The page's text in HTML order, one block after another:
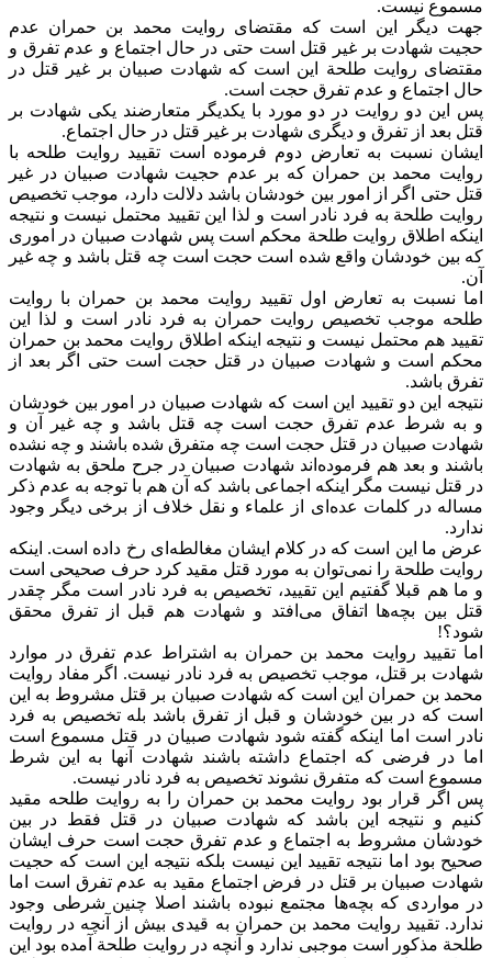
مسموع نیست.
جهت دیگر این است که مقتضای روایت محمد بن حمران عدم
حجیت شهادت بر غیر قتل است حتی در حال اجتماع و عدم تفرق و
مقتضای روایت طلحة این است که شهادت صبیان بر غیر قتل در
حال اجتماع و عدم تفرق حجت است.
پس این دو روایت در دو مورد با یکدیگر متعارضند یکی شهادت بر
قتل بعد از تفرق و دیگری شهادت بر غیر قتل در حال اجتماع.
ایشان نسبت به تعارض دوم فرموده است تقیید روایت طلحه با
روایت محمد بن حمران که بر عدم حجیت شهادت صبیان در غیر
قتل حتی اگر از امور بین خودشان باشد دلالت دارد، موجب تخصیص
روایت طلحة به فرد نادر است و لذا این تقیید محتمل نیست و نتیجه
اینکه اطلاق روایت طلحة محکم است پس شهادت صبیان در اموری
که بین خودشان واقع شده است حجت است چه قتل باشد و چه غیر
آن.
اما نسبت به تعارض اول تقیید روایت محمد بن حمران با روایت
طلحه موجب تخصیص روایت حمران به فرد نادر است و لذا این
تقیید هم محتمل نیست و نتیجه اینکه اطلاق روایت محمد بن حمران
محکم است و شهادت صبیان در قتل حجت است حتی اگر بعد از
تفرق باشد.
نتیجه این دو تقیید این است که شهادت صبیان در امور بین خودشان
و به شرط عدم تفرق حجت است چه قتل باشد و چه غیر آن و
شهادت صبیان در قتل حجت است چه متفرق شده باشند و چه نشده
باشند و بعد هم فرموده‌اند شهادت صبیان در جرح ملحق به شهادت
در قتل نیست مگر اینکه اجماعی باشد که آن هم با توجه به عدم ذکر
مساله در کلمات عده‌ای از علماء و نقل خلاف از برخی دیگر وجود
ندارد.
عرض ما این است که در کلام ایشان مغالطه‌ای رخ داده است. اینکه
روایت طلحة را نمی‌توان به مورد قتل مقید کرد حرف صحیحی است
و ما هم قبلا گفتیم این تقیید، تخصیص به فرد نادر است مگر چقدر
قتل بین بچه‌ها اتفاق می‌افتد و شهادت هم قبل از تفرق محقق
شود؟!
اما تقیید روایت محمد بن حمران به اشتراط عدم تفرق در موارد
شهادت بر قتل، موجب تخصیص به فرد نادر نیست. اگر مفاد روایت
محمد بن حمران این است که شهادت صبیان بر قتل مشروط به این
است که در بین خودشان و قبل از تفرق باشد بله تخصیص به فرد
نادر است اما اینکه گفته شود شهادت صبیان در قتل مسموع است
اما در فرضی که اجتماع داشته باشند شهادت آنها به این شرط
مسموع است که متفرق نشوند تخصیص به فرد نادر نیست.
پس اگر قرار بود روایت محمد بن حمران را به روایت طلحه مقید
کنیم و نتیجه این باشد که شهادت صبیان در قتل فقط در بین
خودشان مشروط به اجتماع و عدم تفرق حجت است حرف ایشان
صحیح بود اما نتیجه تقیید این نیست بلکه نتیجه این است که حجیت
شهادت صبیان بر قتل در فرض اجتماع مقید به عدم تفرق است اما
در مواردی که بچه‌ها مجتمع نبوده باشند اصلا چنین شرطی وجود
ندارد. تقیید روایت محمد بن حمران به قیدی بیش از آنچه در روایت
طلحة مذکور است موجبی ندارد و آنچه در روایت طلحة آمده بود این